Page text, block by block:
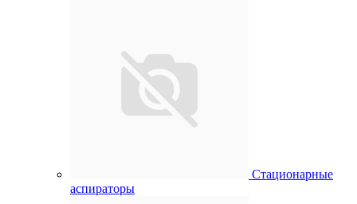
Стационарные
аспираторы